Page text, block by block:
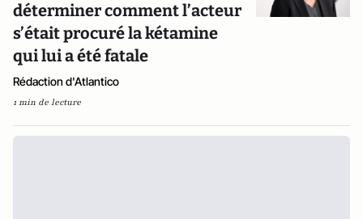
déterminer comment l’acteur
s’était procuré la kétamine
qui lui a été fatale
Rédaction d'Atlantico
1 min de lecture